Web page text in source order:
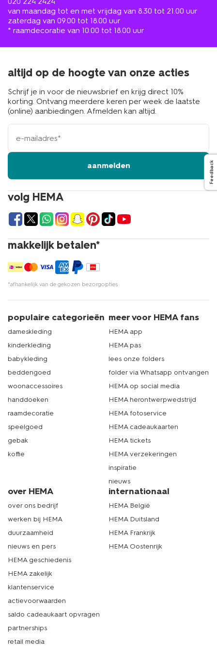
van maandag tot en met vrijdag van 8.30 tot 21.00 uur
zaterdag van 09.00 tot 18.00 uur
* raamdecoratie van 10.00 tot 18.00 uur
volg HEMA
makkelijk betalen*
*afhankelijk van de gekozen bezorgopties
altijd op de hoogte van onze acties
Schrijf je in voor de nieuwsbrief en krijg direct 10%
korting. Ontvang meerdere keren per week de laatste
(online) aanbiedingen. Afmelden kan altijd.
e-
mailadres
aanmelden
populaire categorieën
dameskleding
kinderkleding
babykleding
beddengoed
woonaccessoires
handdoeken
raamdecoratie
speelgoed
gebak
koffie
meer voor HEMA fans
HEMA app
HEMA pas
lees onze folders
folder via Whatsapp ontvangen
HEMA op social media
HEMA herontwerpwedstrijd
HEMA fotoservice
HEMA cadeaukaarten
HEMA tickets
HEMA verzekeringen
inspiratie
nieuws
over HEMA
over ons bedrijf
werken bij HEMA
duurzaamheid
nieuws en pers
HEMA geschiedenis
HEMA zakelijk
klantenservice
actievoorwaarden
saldo cadeaukaart opvragen
partnerships
retail media
internationaal
HEMA België
HEMA Duitsland
HEMA Frankrijk
HEMA Oostenrijk
Feedback